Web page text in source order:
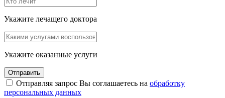
Укажите лечащего доктора
Укажите оказанные услуги
Отправить
Отправляя запрос Вы соглашаетесь на обработку
персональных данных